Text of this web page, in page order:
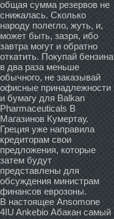
общая сумма резервов не
снижалась. Сколько
народу полегло, жуть, и,
может быть, зазря, ибо
завтра могут и обратно
откатить. Покупай бензина
в два раза меньше
обычного, не заказывай
офисные принадлежности
и бумагу для Balkan
Pharmaceuticals В
Магазинов Кумертау.
Греция уже направила
кредиторам свои
предложения, которые
затем будут
представлены для
обсуждения министрам
финансов еврозоны.
В настоящее Ansomone
4IU Ankebio Абакан самый